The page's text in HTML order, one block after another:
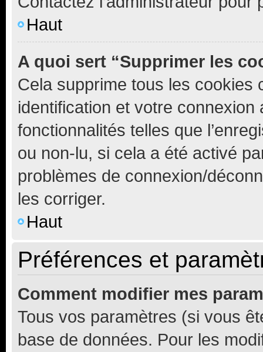
Haut
A quoi sert “Supprimer les
Cela supprime tous les cookies
identification et votre
fonctionnalités telles que
ou non-lu, si cela a été activé
problèmes de connexion/
les corriger.
Haut
Préférences et
Comment modifier mes
Tous vos paramètres (si vous
base de données. Pour les